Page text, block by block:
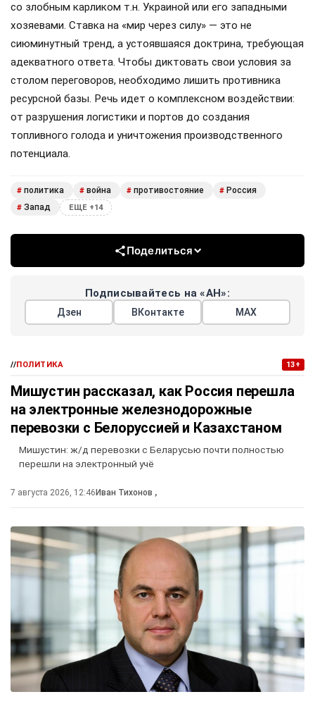
со злобным карликом т.н. Украиной или его западными
хозяевами. Ставка на «мир через силу» — это не
сиюминутный тренд, а устоявшаяся доктрина, требующая
адекватного ответа. Чтобы диктовать свои условия за
столом переговоров, необходимо лишить противника
ресурсной базы. Речь идет о комплексном воздействии:
от разрушения логистики и портов до создания
топливного голода и уничтожения производственного
потенциала.
# политика # война # противостояние # Россия
# Запад ЕЩЕ +14
Поделиться
Подписывайтесь на «АН»:
Дзен ВКонтакте МАХ
//ПОЛИТИКА 13+
Мишустин рассказал, как Россия перешла
на электронные железнодорожные
перевозки с Белоруссией и Казахстаном
Мишустин: ж/д перевозки с Беларусью почти полностью
перешли на электронный учё
7 августа 2026, 12:46 Иван Тихонов ,